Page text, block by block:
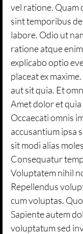
vel ratione.
sint temporibus
labore. Odio ut
ratione atque
explicabo optio
placeat ex
aut sit quia. Et
Amet dolor et quia
Occaecati omnis
accusantium ipsa
sit modi alias
Consequatur
Voluptatem nihil
Repellendus
cum voluptas.
Sapiente autem
voluptatum sed